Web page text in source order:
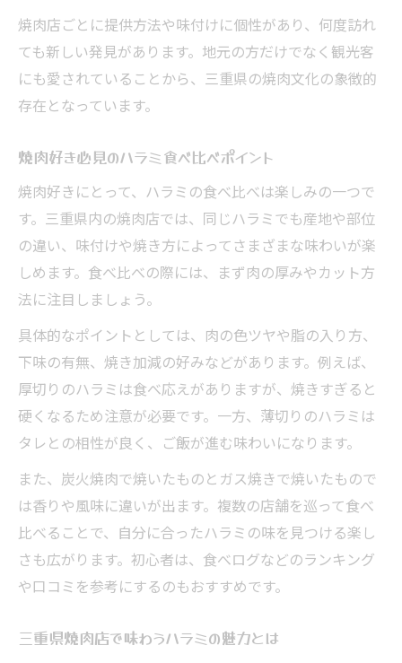
焼肉店ごとに提供方法や味付けに個性があり、何度訪れ
ても新しい発見があります。地元の方だけでなく観光客
にも愛されていることから、三重県の焼肉文化の象徴的
存在となっています。
焼肉好き必見のハラミ食べ比べポイント
焼肉好きにとって、ハラミの食べ比べは楽しみの一つで
す。三重県内の焼肉店では、同じハラミでも産地や部位
の違い、味付けや焼き方によってさまざまな味わいが楽
しめます。食べ比べの際には、まず肉の厚みやカット方
法に注目しましょう。
具体的なポイントとしては、肉の色ツヤや脂の入り方、
下味の有無、焼き加減の好みなどがあります。例えば、
厚切りのハラミは食べ応えがありますが、焼きすぎると
硬くなるため注意が必要です。一方、薄切りのハラミは
タレとの相性が良く、ご飯が進む味わいになります。
また、炭火焼肉で焼いたものとガス焼きで焼いたもので
は香りや風味に違いが出ます。複数の店舗を巡って食べ
比べることで、自分に合ったハラミの味を見つける楽し
さも広がります。初心者は、食べログなどのランキング
や口コミを参考にするのもおすすめです。
三重県焼肉店で味わうハラミの魅力とは